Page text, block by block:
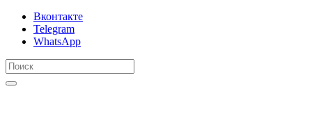
Вконтакте
Telegram
WhatsApp